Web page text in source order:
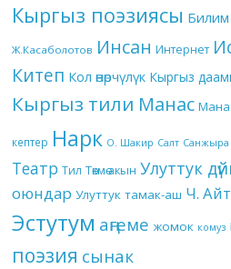
Кыргыз поэзиясы Билим
Ж.Касаболотов Инсан Интернет
Китеп Кол өнөрчүлүк Кыргыз
Кыргыз тили Манас
кептер Нарк О. Шакир Салт Санжыра
Театр Тил Төкмө акын Улуттук
оюндар Улуттук тамак-аш Ч.
Эстутум аңгеме жомок комуз
поэзия сынак